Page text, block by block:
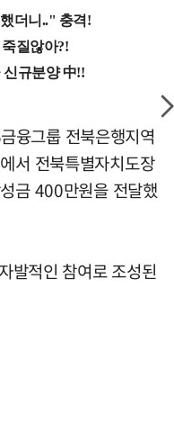
융그룹 전북은행지역
서 전북특별자치도장
금 400만원을 전달했
발적인 참여로 조성된